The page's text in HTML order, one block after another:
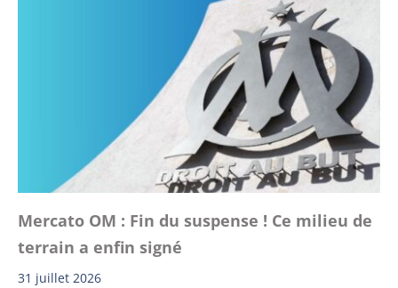
Mercato OM : Fin du suspense ! Ce milieu de
terrain a enfin signé
31 juillet 2026